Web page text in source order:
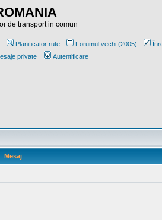
de transport in comun
Planificator rute Forumul vechi (2005)
private Autentificare
Mesaj